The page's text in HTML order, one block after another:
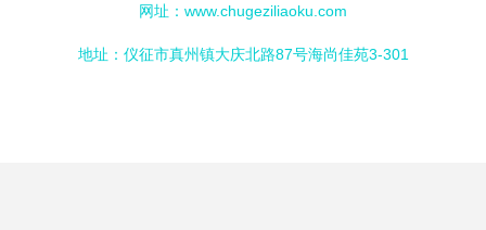
网址： www.chugeziliaoku.com
地址：仪征市真州镇大庆北路87号海尚佳苑3-301